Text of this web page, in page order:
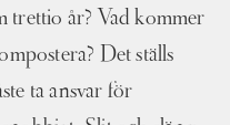
trettio år? Vad kommer
Det ställs
ta ansvar för